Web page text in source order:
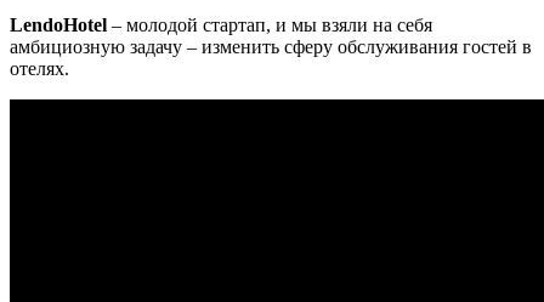
LendoHotel – молодой стартап, и мы взяли на себя
амбициозную задачу – изменить сферу обслуживания гостей в
отелях.